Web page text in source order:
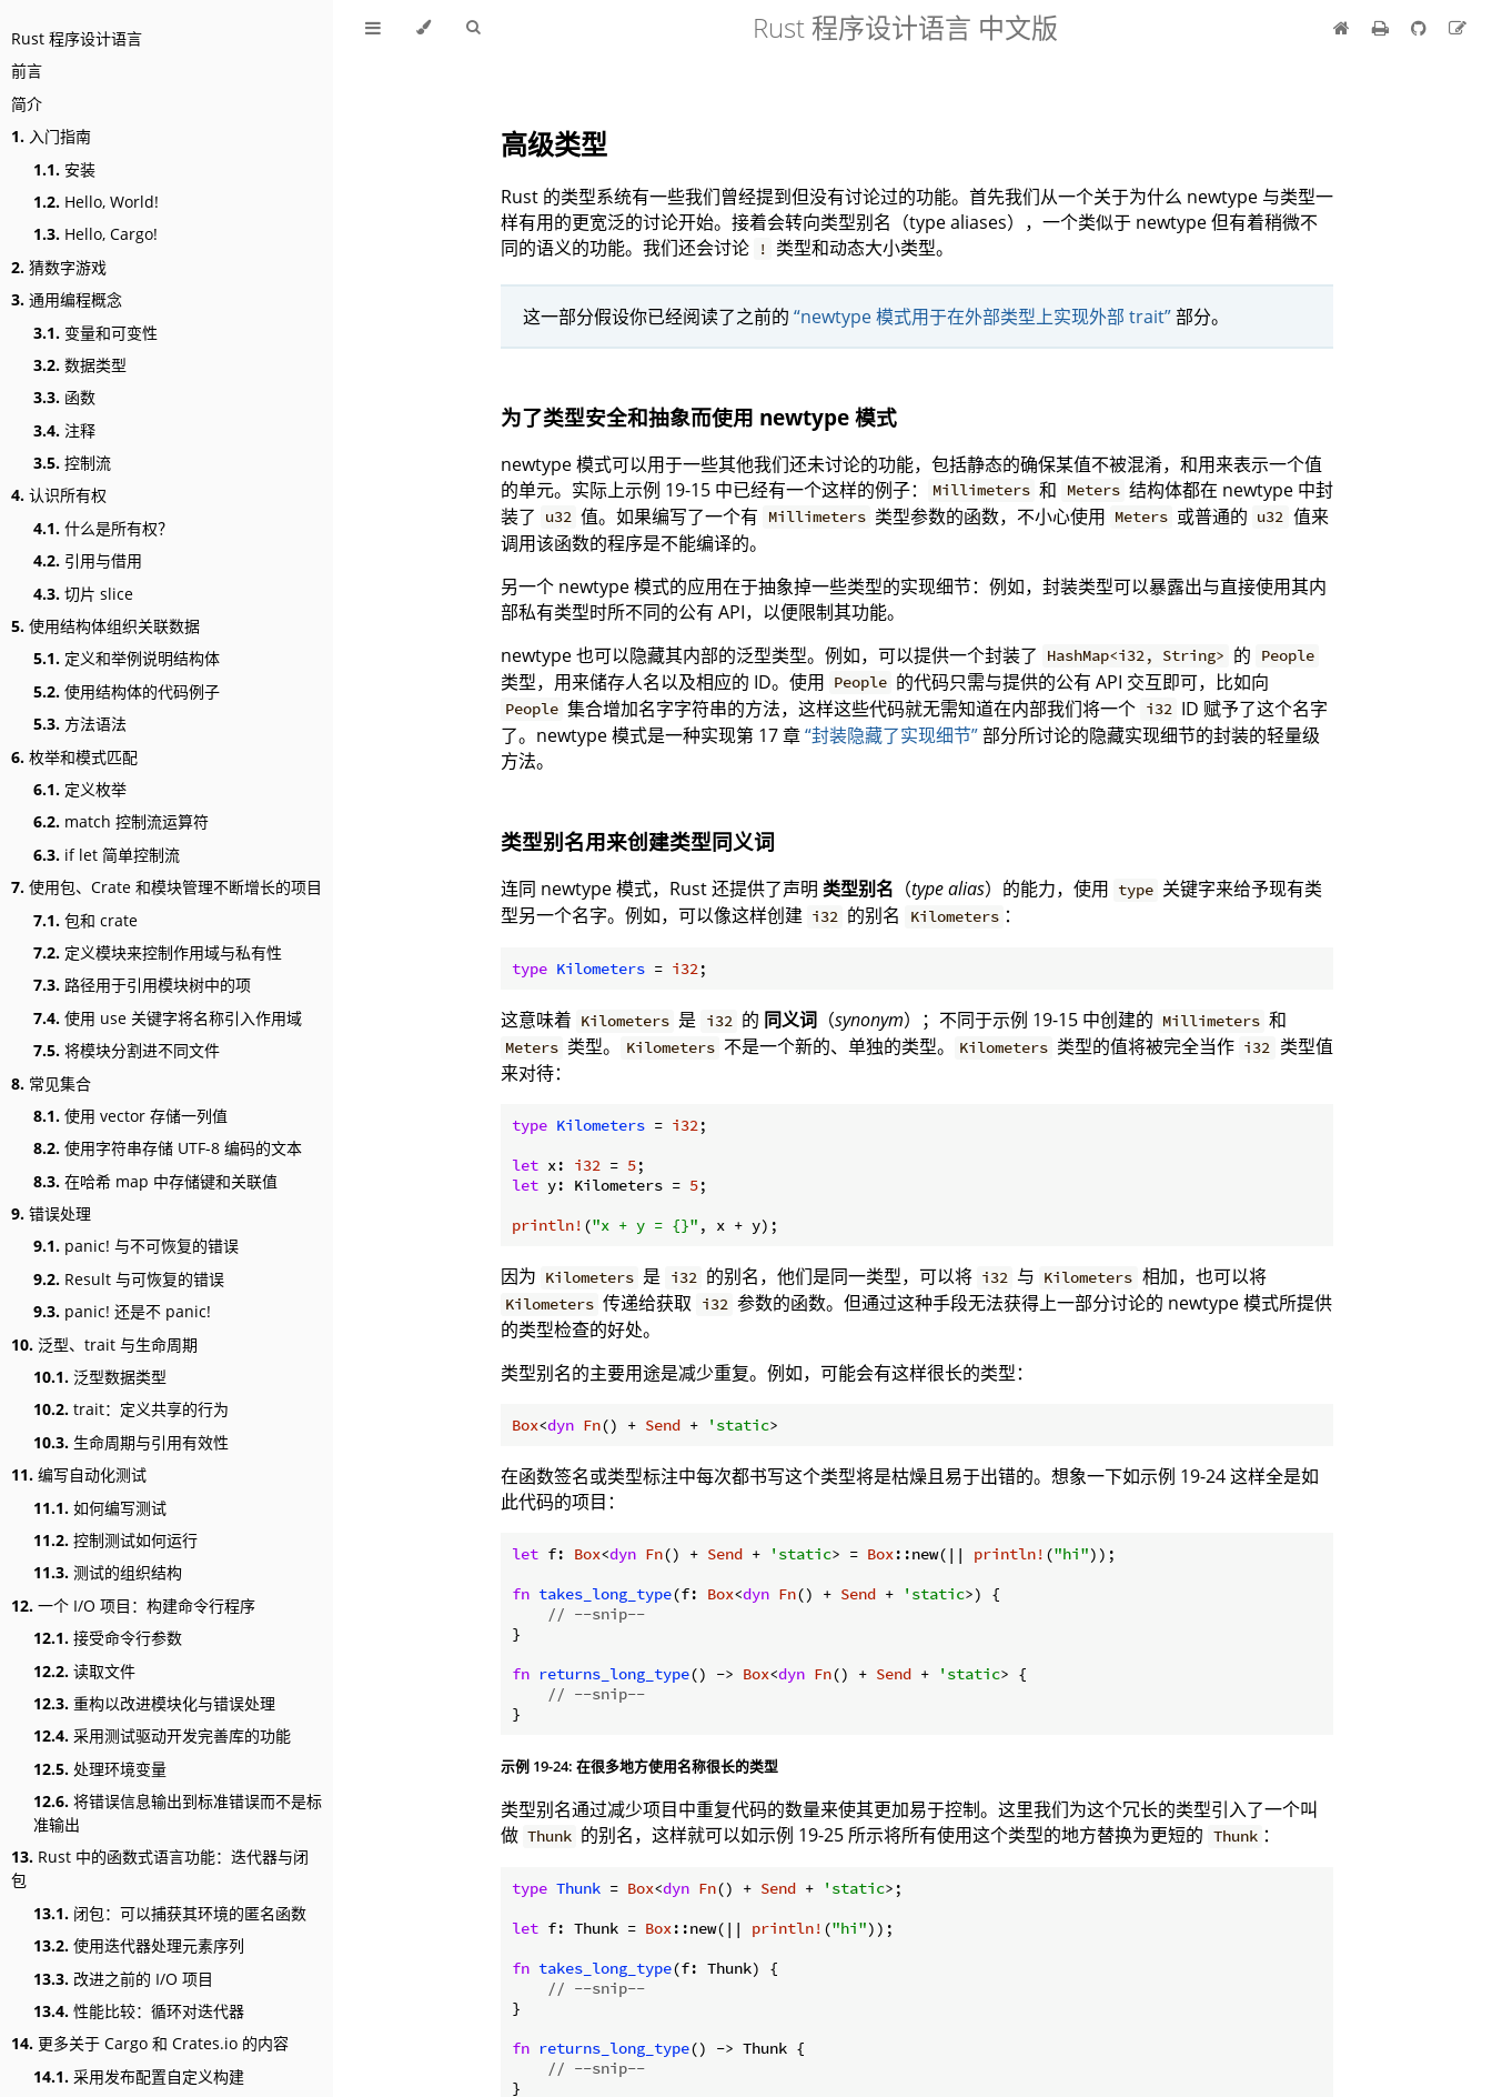
Rust 程序设计语言
前言
简介
1. 入门指南
1.1. 安装
1.2. Hello, World!
1.3. Hello, Cargo!
2. 猜数字游戏
3. 通用编程概念
3.1. 变量和可变性
3.2. 数据类型
3.3. 函数
3.4. 注释
3.5. 控制流
4. 认识所有权
4.1. 什么是所有权？
4.2. 引用与借用
4.3. 切片 slice
5. 使用结构体组织关联数据
5.1. 定义和举例说明结构体
5.2. 使用结构体的代码例子
5.3. 方法语法
6. 枚举和模式匹配
6.1. 定义枚举
6.2. match 控制流运算符
6.3. if let 简单控制流
7. 使用包、Crate 和模块管理不断增长的项目
7.1. 包和 crate
7.2. 定义模块来控制作用域与私有性
7.3. 路径用于引用模块树中的项
7.4. 使用 use 关键字将名称引入作用域
7.5. 将模块分割进不同文件
8. 常见集合
8.1. 使用 vector 存储一列值
8.2. 使用字符串存储 UTF-8 编码的文本
8.3. 在哈希 map 中存储键和关联值
9. 错误处理
9.1. panic! 与不可恢复的错误
9.2. Result 与可恢复的错误
9.3. panic! 还是不 panic!
10. 泛型、trait 与生命周期
10.1. 泛型数据类型
10.2. trait：定义共享的行为
10.3. 生命周期与引用有效性
11. 编写自动化测试
11.1. 如何编写测试
11.2. 控制测试如何运行
11.3. 测试的组织结构
12. 一个 I/O 项目：构建命令行程序
12.1. 接受命令行参数
12.2. 读取文件
12.3. 重构以改进模块化与错误处理
12.4. 采用测试驱动开发完善库的功能
12.5. 处理环境变量
12.6. 将错误信息输出到标准错误而不是标
准输出
13. Rust 中的函数式语言功能：迭代器与闭
包
13.1. 闭包：可以捕获其环境的匿名函数
13.2. 使用迭代器处理元素序列
13.3. 改进之前的 I/O 项目
13.4. 性能比较：循环对迭代器
14. 更多关于 Cargo 和 Crates.io 的内容
14.1. 采用发布配置自定义构建
Rust 程序设计语言 中文版
高级类型
Rust 的类型系统有一些我们曾经提到但没有讨论过的功能。首先我们从一个关于为什么 newtype 与类型一
样有用的更宽泛的讨论开始。接着会转向类型别名（type aliases），一个类似于 newtype 但有着稍微不
同的语义的功能。我们还会讨论
! 类型和动态大小类型。
这一部分假设你已经阅读了之前的 “newtype 模式用于在外部类型上实现外部 trait”部分。
为了类型安全和抽象而使用 newtype 模式
newtype 模式可以用于一些其他我们还未讨论的功能，包括静态的确保某值不被混淆，和用来表示一个值
的单元。实际上示例 19-15 中已经有一个这样的例子：
Millimeters 和 Meters 结构体都在 newtype 中封
装了
u32 值。如果编写了一个有 Millimeters 类型参数的函数，不小心使用 Meters 或普通的 u32 值来
调用该函数的程序是不能编译的。
另一个 newtype 模式的应用在于抽象掉一些类型的实现细节：例如，封装类型可以暴露出与直接使用其内
部私有类型时所不同的公有 API，以便限制其功能。
newtype 也可以隐藏其内部的泛型类型。例如，可以提供一个封装了
HashMap<i32, String> 的 People
类型，用来储存人名以及相应的 ID。使用 People 的代码只需与提供的公有 API 交互即可，比如向
People 集合增加名字字符串的方法，这样这些代码就无需知道在内部我们将一个 i32 ID 赋予了这个名字
了。newtype 模式是一种实现第 17 章“封装隐藏了实现细节”部分所讨论的隐藏实现细节的封装的轻量级
方法。
类型别名用来创建类型同义词
连同 newtype 模式，Rust 还提供了声明 类型别名 （type alias）的能力，使用 type 关键字来给予现有类
型另一个名字。例如，可以像这样创建 i32 的别名 Kilometers ：
type Kilometers = i32
这意味着 Kilometers 是 i32 的 同义词（synonym）；不同于示例 19-15 中创建的 Millimeters 和
Meters 类型。 Kilometers 不是一个新的、单独的类型。 Kilometers 类型的值将被完全当作 i32 类型值
来对待：
type Kilometers = i32;
let x: i32 = 5
let y: Kilometers = 5;
println! ("x + y = {}"
因为 Kilometers 是 i32 的别名，他们是同一类型，可以将 i32 与 Kilometers 相加，也可以将
Kilometers 传递给获取 i32 参数的函数。但通过这种手段无法获得上一部分讨论的 newtype 模式所提供
的类型检查的好处。
类型别名的主要用途是减少重复。例如，可能会有这样很长的类型：
Box<dyn Fn() + Send + 'static>
在函数签名或类型标注中每次都书写这个类型将是枯燥且易于出错的。想象一下如示例 19-24 这样全是如
此代码的项目：
let f: Box<dyn Fn() + Send + 'static> = Box::new(|| println! ("hi"));
fn takes_long_type(f: Box<dyn Fn() + Send + 'static>) {
// --snip--
}
fn returns_long_type() -> Box<dyn Fn() + Send + 'static> {
// --snip--
示例 19-24: 在很多地方使用名称很长的类型
类型别名通过减少项目中重复代码的数量来使其更加易于控制。这里我们为这个冗长的类型引入了一个叫
做 Thunk 的别名，这样就可以如示例 19-25 所示将所有使用这个类型的地方替换为更短的 Thunk ：
type Thunk = Box<dyn Fn() + Send + 'static>;
let f: Thunk = Box::new(|| println! ("hi"));
fn takes_long_type(f: Thunk) {
// --snip--
}
fn returns_long_type() -> Thunk {
// --snip--